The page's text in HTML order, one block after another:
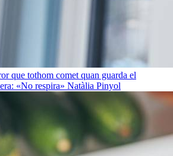
que tothom comet quan guarda el
«No respira» Natàlia Pinyol